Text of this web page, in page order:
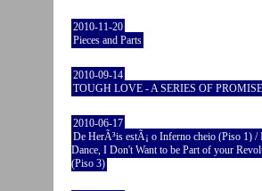
2010-11-20
Pieces and Parts
2010-09-14
TOUGH LOVE - A SERIES OF
2010-06-17
De HerÃ³is estÃ¡ o Inferno cheio (Piso 1) /
Dance, I Don't Want to be Part of your
(Piso 3)